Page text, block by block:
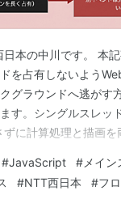
本の中川です。 本
を占有しないよう
グラウンドへ逃がす
ます。シングルスレ
ずに計算処理と描画を
。 仕様書やMDNなど
」と口で言うのと、
#JavaScript # メイン
#NTT西日本 #フ